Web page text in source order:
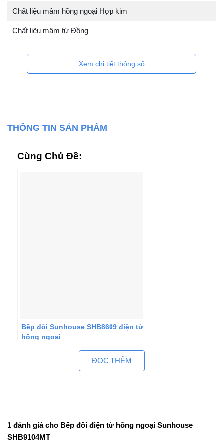
Chất liệu mâm hồng ngoại Hợp kim
Chất liệu mâm từ Đồng
Xem chi tiết thông số
THÔNG TIN SẢN PHẨM
Cùng Chủ Đề:
Bếp đôi Sunhouse SHB8609 điện từ
hồng ngoại
ĐỌC THÊM
1 đánh giá cho Bếp đôi điện từ hồng ngoại Sunhouse
SHB9104MT